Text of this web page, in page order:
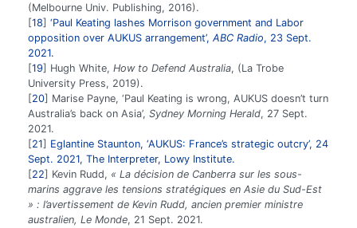
(Melbourne Univ. Publishing, 2016).
18
‘Paul Keating lashes Morrison government and Labor
opposition over AUKUS arrangement’, ABC Radio, 23 Sept.
2021.
19
Hugh White, How to Defend Australia, (La Trobe
University Press, 2019).
20
Marise Payne, ‘Paul Keating is wrong, AUKUS doesn’t turn
Australia’s back on Asia’, Sydney Morning Herald, 27 Sept.
2021.
21
Eglantine Staunton, ‘AUKUS: France’s strategic outcry’, 24
Sept. 2021, The Interpreter, Lowy Institute.
22
Kevin Rudd, « La décision de Canberra sur les sous-
marins aggrave les tensions stratégiques en Asie du Sud-Est
» : l’avertissement de Kevin Rudd, ancien premier ministre
australien, Le Monde, 21 Sept. 2021.